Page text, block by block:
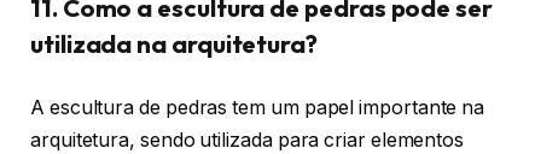
11. Como a escultura de pedras pode ser
utilizada na arquitetura?
A escultura de pedras tem um papel importante na
arquitetura, sendo utilizada para criar elementos